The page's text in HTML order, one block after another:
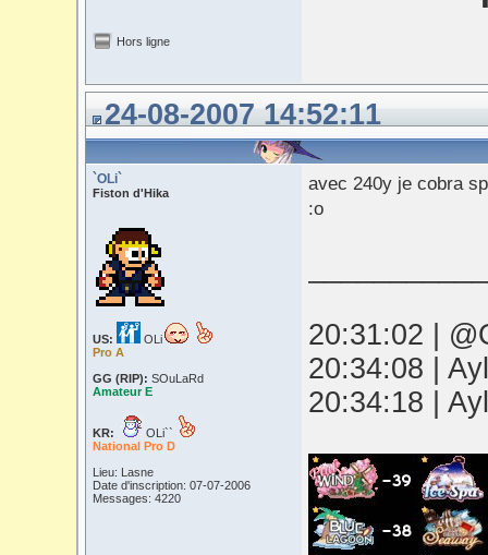
Hors ligne
24-08-2007 14:52:11
`OLi`
Fiston d'Hika
US:
OLi
Pro A
GG (RIP): SOuLaRd
Amateur E
KR:
OLi``
National Pro D
Lieu: Lasne
Date d'inscription: 07-07-2006
Messages: 4220
avec 240y je cobra
:o
20:31:02 |
20:34:08 |
20:34:18 |